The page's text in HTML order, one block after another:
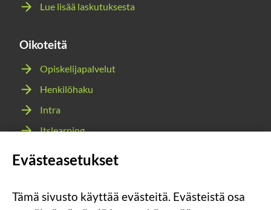
Lue lisää laskutuksesta
Oikoteitä
Opiskelijapalvelut
Henkilöhaku
Intra
Itslearning
Evästeasetukset
Tämä sivusto käyttää evästeitä. Evästeistä osa